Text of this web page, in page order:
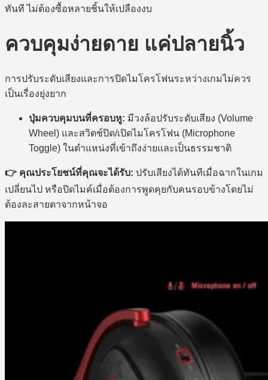
ทันที ไม่ต้องซื้อหลายชิ้นให้เปลืองงบ
ควบคุมง่ายดาย แค่ปลายนิ้ว
การปรับระดับเสียงและการปิดไมโครโฟนระหว่างเกมไม่ควร
เป็นเรื่องยุ่งยาก
ปุ่มควบคุมบนที่ครอบหู: มีวงล้อปรับระดับเสียง (Volume
Wheel) และสวิตช์ปิด/เปิดไมโครโฟน (Microphone
Toggle) ในตำแหน่งที่เข้าถึงง่ายและเป็นธรรมชาติ
👉 คุณประโยชน์ที่คุณจะได้รับ: ปรับเสียงได้ทันทีเมื่อฉากในเกม
เปลี่ยนไป หรือปิดไมค์เมื่อต้องการพูดคุยกับคนรอบข้างโดยไม่
ต้องละสายตาจากหน้าจอ